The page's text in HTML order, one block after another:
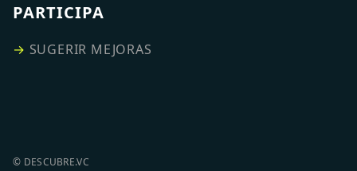
PARTICIPA
→ SUGERIR MEJORAS
© DESCUBRE.VC